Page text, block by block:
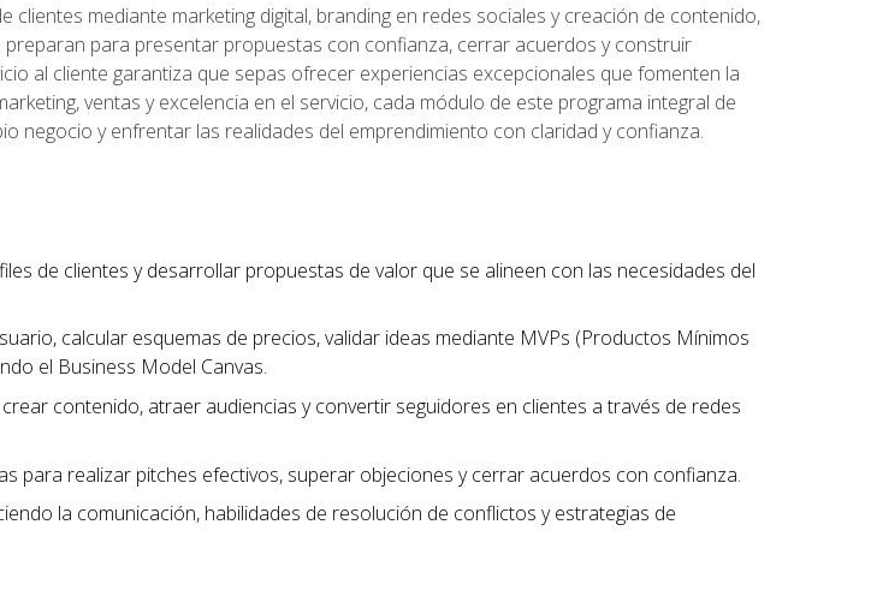
mediante marketing digital, branding en redes sociales y creación de contenido,
para presentar propuestas con confianza, cerrar acuerdos y construir
al cliente garantiza que sepas ofrecer experiencias excepcionales que fomenten la
ventas y excelencia en el servicio, cada módulo de este programa integral de
negocio y enfrentar las realidades del emprendimiento con claridad y confianza.
de clientes y desarrollar propuestas de valor que se alineen con las necesidades del
calcular esquemas de precios, validar ideas mediante MVPs (Productos Mínimos
el Business Model Canvas.
contenido, atraer audiencias y convertir seguidores en clientes a través de redes
para realizar pitches efectivos, superar objeciones y cerrar acuerdos con confianza.
la comunicación, habilidades de resolución de conflictos y estrategias de